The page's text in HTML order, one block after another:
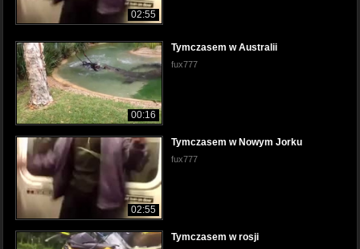
02:55
00:16
Tymczasem w Australii
fux777
02:55
Tymczasem w Nowym Jorku
fux777
Tymczasem w rosji